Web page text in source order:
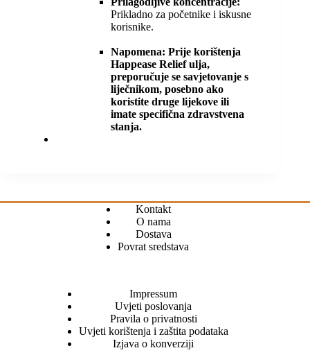
Prikladno za početnike i iskusne
korisnike.
Napomena: Prije korištenja
Happease Relief ulja,
preporučuje se savjetovanje s
liječnikom, posebno ako
koristite druge lijekove ili
imate specifična zdravstvena
stanja.
Kontakt
O nama
Dostava
Povrat sredstava
Impressum
Uvjeti poslovanja
Pravila o privatnosti
Uvjeti korištenja i zaštita podataka
Izjava o konverziji